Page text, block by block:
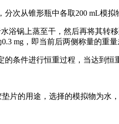
分次从锥形瓶中各取200 mL模
浴锅上蒸至干，然后再将其转
mg，即当前后两侧称量的重
的条件进行恒重过程，当达到
片的用途，选择的模拟物为水